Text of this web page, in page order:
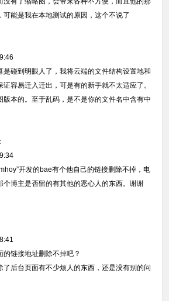
能是我在本地测试的原因，这个不说了
是碰到明眼人了，我将云端的文件结构设置地和
容易迁入迁出，可是有的新手就不太适应了。
版本的。至于乱码，是不是你的文件名中含有中
开发的bae有个他自己的链接删除不掉，电
个博主是否留的有其他的恶心人的东西。谢谢
链接地址删除不掉吧？
了后台页面有不少烦人的东西，还是没有别的问